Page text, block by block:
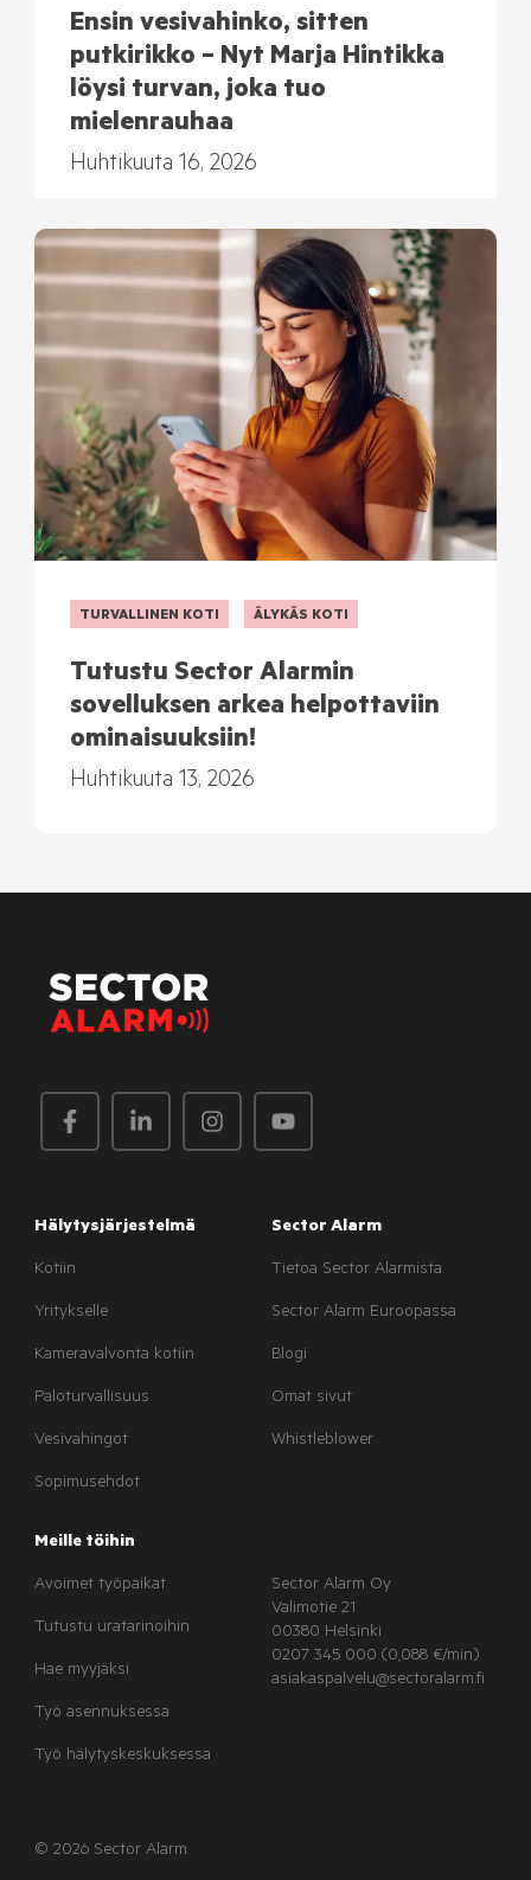
Ensin vesivahinko, sitten
putkirikko – Nyt Marja Hintikka
löysi turvan, joka tuo
mielenrauhaa
Huhtikuuta 16, 2026
TURVALLINEN KOTI ÄLYKÄS KOTI
Tutustu Sector Alarmin
sovelluksen arkea helpottaviin
ominaisuuksiin!
Huhtikuuta 13, 2026
Hälytysjärjestelmä
Kotiin
Yritykselle
Kameravalvonta kotiin
Paloturvallisuus
Vesivahingot
Sopimusehdot
Sector Alarm
Tietoa Sector Alarmista
Sector Alarm Euroopassa
Blogi
Omat sivut
Whistleblower
Meille töihin
Avoimet työpaikat
Tutustu uratarinoihin
Hae myyjäksi
Työ asennuksessa
Työ hälytyskeskuksessa
Sector Alarm Oy
Valimotie 21
00380 Helsinki
0207 345 000 (0,088 €/min)
asiakaspalvelu@sectoralarm.fi
© 2026 Sector Alarm